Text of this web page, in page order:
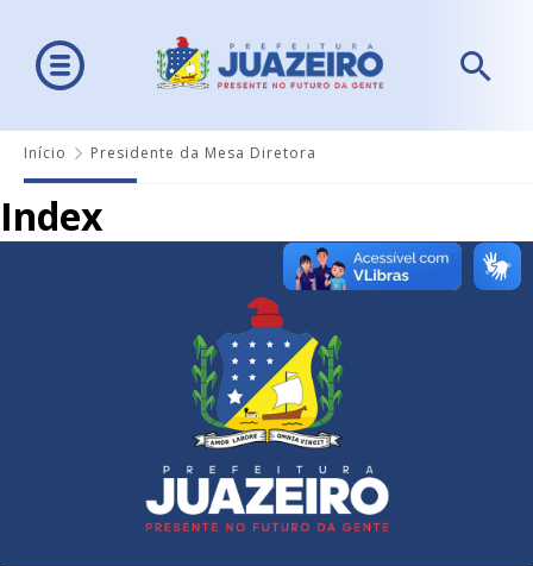
Início Presidente da Mesa Diretora
Index